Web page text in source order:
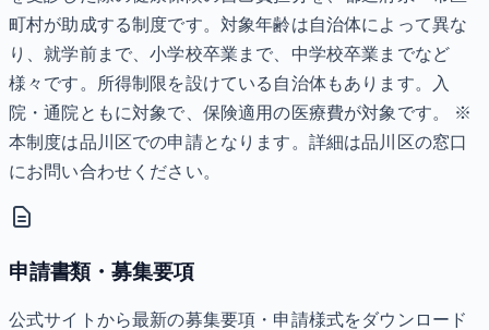
町村が助成する制度です。対象年齢は自治体によって異な
り、就学前まで、小学校卒業まで、中学校卒業までなど
様々です。所得制限を設けている自治体もあります。入
院・通院ともに対象で、保険適用の医療費が対象です。 ※
本制度は品川区での申請となります。詳細は品川区の窓口
にお問い合わせください。
申請書類・募集要項
公式サイトから最新の募集要項・申請様式をダウンロード